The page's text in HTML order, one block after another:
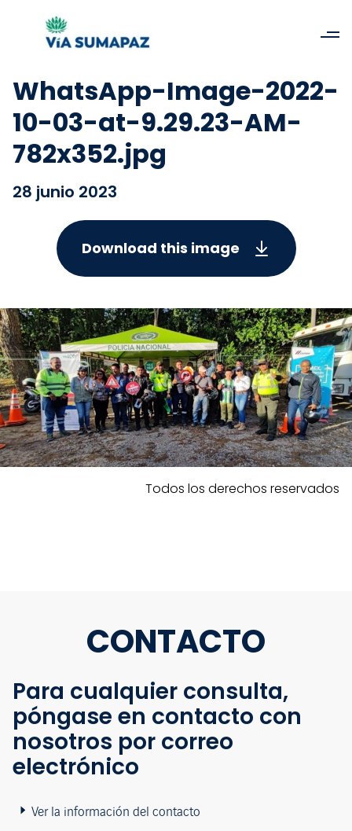
WhatsApp-Image-2022-
10-03-at-9.29.23-AM-
782x352.jpg
28 junio 2023
Download this image
Todos los derechos reservados
CONTACTO
Para cualquier consulta,
póngase en contacto con
nosotros por correo
electrónico
Ver la información del contacto